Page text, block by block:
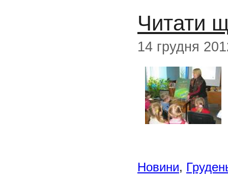
Читати
14 грудня
Новини,